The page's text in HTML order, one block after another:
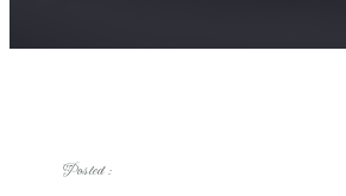
Posted :